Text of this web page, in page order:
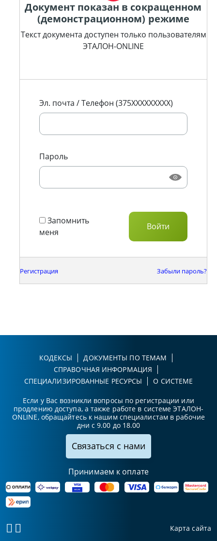
Документ показан в сокращенном
(демонстрационном) режиме
Текст документа доступен только пользователям
ЭТАЛОН-ONLINE
Эл. почта / Телефон (375XXXXXXXXX)
Пароль
Запомнить
меня
Регистрация Забыли пароль?
КОДЕКСЫ
ДОКУМЕНТЫ ПО ТЕМАМ
СПРАВОЧНАЯ ИНФОРМАЦИЯ
СПЕЦИАЛИЗИРОВАННЫЕ РЕСУРСЫ
О СИСТЕМЕ
Если у Вас возникли вопросы по регистрации или
продлению доступа, а также работе в системе ЭТАЛОН-
ONLINE, обращайтесь к нашим специалистам в рабочие
дни с 9.00 до 18.00
Связаться с нами
Принимаем к оплате
Карта сайта